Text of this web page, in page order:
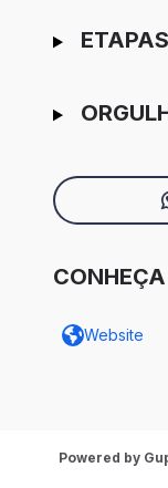
Website
Powered by